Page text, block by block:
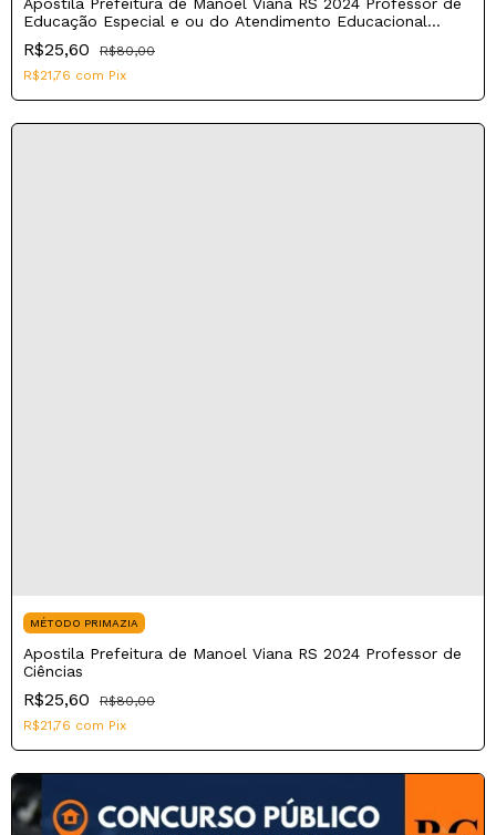
Educação Especial e ou do Atendimento Educacional
Especializado AEE
R$25,60
R$80,00
R$21,76 com Pix
MÉTODO PRIMAZIA
Apostila Prefeitura de Manoel Viana RS 2024 Professor de
Ciências
R$25,60
R$80,00
R$21,76 com Pix